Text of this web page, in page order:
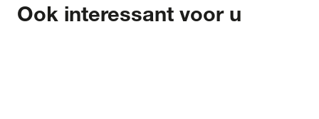
Ook interessant voor u